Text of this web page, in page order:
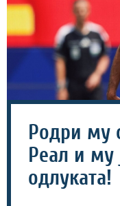
Родри му
Реал и му
одлуката!